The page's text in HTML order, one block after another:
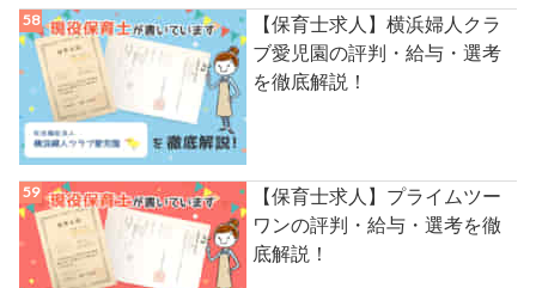
【保育士求人】横浜婦人クラ
ブ愛児園の評判・給与・選考
を徹底解説！
【保育士求人】プライムツー
ワンの評判・給与・選考を徹
底解説！